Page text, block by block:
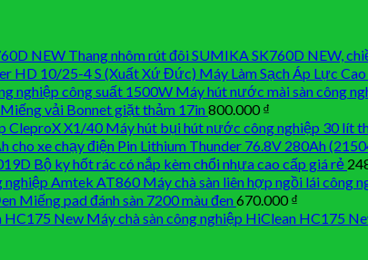
Thang nhôm rút đôi SUMIKA SK760D NEW,
Máy Làm Sạch Áp Lực
Máy hút nước mài sàn công
Miếng vải Bonnet giặt thảm 17in800.000₫
Máy hút bụi hút nước công nghiệp 30 lít
Pin Lithium Thunder 76.8V 280Ah
Bộ ky hốt rác có nắp kèm chổi nhựa cao cấp giá rẻ
Máy chà sàn liên hợp ngồi lái công
Miếng pad đánh sàn 7200 màu đen670.000₫
Máy chà sàn công nghiệp HiClean HC175